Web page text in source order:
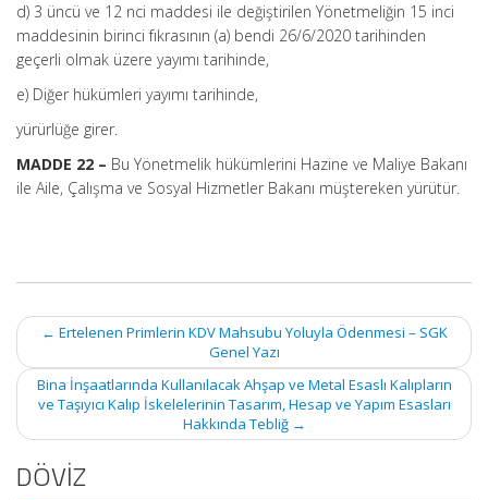
d) 3 üncü ve 12 nci maddesi ile değiştirilen Yönetmeliğin 15 inci
maddesinin birinci fıkrasının (a) bendi 26/6/2020 tarihinden
geçerli olmak üzere yayımı tarihinde,
e) Diğer hükümleri yayımı tarihinde,
yürürlüğe girer.
MADDE 22 – Bu Yönetmelik hükümlerini Hazine ve Maliye Bakanı
ile Aile, Çalışma ve Sosyal Hizmetler Bakanı müştereken yürütür.
Post
navigation
← Ertelenen Primlerin KDV Mahsubu Yoluyla Ödenmesi – SGK
Genel Yazı
Bina İnşaatlarında Kullanılacak Ahşap ve Metal Esaslı Kalıpların
ve Taşıyıcı Kalıp İskelelerinin Tasarım, Hesap ve Yapım Esasları
Hakkında Tebliğ →
DÖVİZ